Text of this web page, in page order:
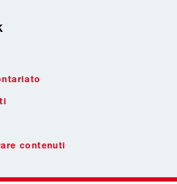
contenuti